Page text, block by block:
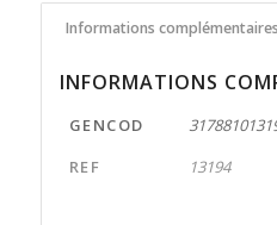
Informations complémentaires
INFORMATIONS
GENCOD
REF
13194